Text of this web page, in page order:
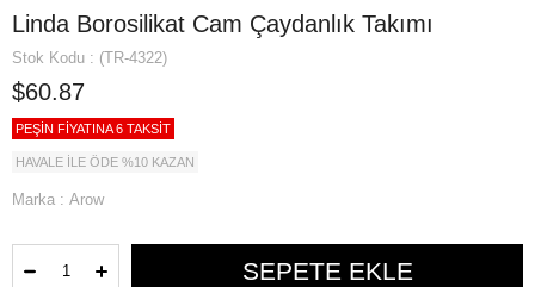
Linda Borosilikat Cam Çaydanlık Takımı
Stok Kodu (TR-4322)
$60.87
PEŞİN FİYATINA 6 TAKSİT
HAVALE İLE ÖDE %10 KAZAN
Marka : Arow